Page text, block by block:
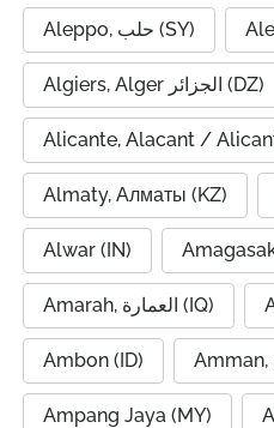
Aleppo, حلب (SY)
Algiers, Alger الجزائر (DZ)
Alicante, Alacant /
Almaty, Алматы (KZ)
Alwar (IN)
Amarah, العمارة (IQ)
Ambon (ID)
Ampang Jaya (MY)